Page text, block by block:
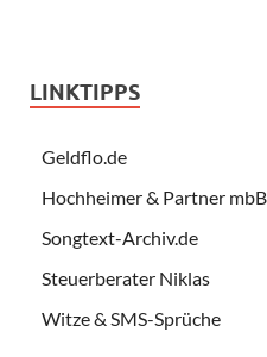
LINKTIPPS
Geldflo.de
Hochheimer & Partner mbB
Songtext-Archiv.de
Steuerberater Niklas
Witze & SMS-Sprüche